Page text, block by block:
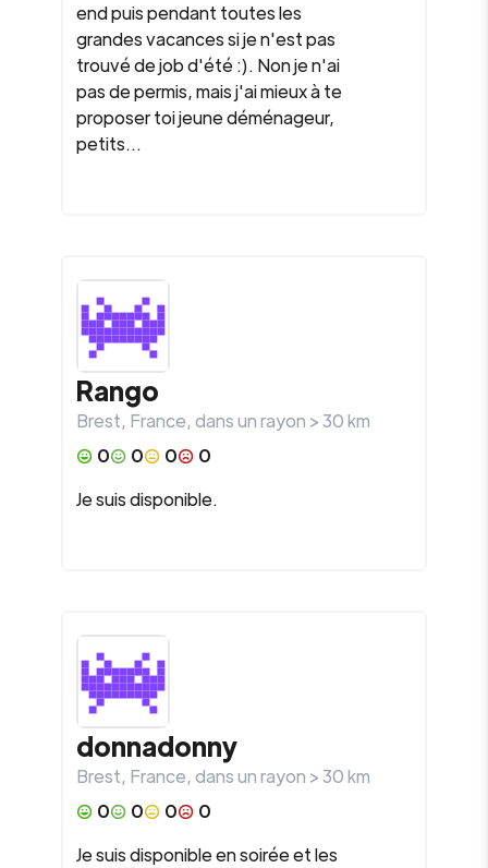
end puis pendant toutes les
grandes vacances si je n'est pas
trouvé de job d'été :). Non je n'ai
pas de permis, mais j'ai mieux à te
proposer toi jeune déménageur,
petits...
Rango
Brest, France, dans un rayon >30km
0
0 0
0
Je suis disponible.
donnadonny
Brest, France, dans un rayon >30km
0
0 0
0
Je suis disponible en soirée et les